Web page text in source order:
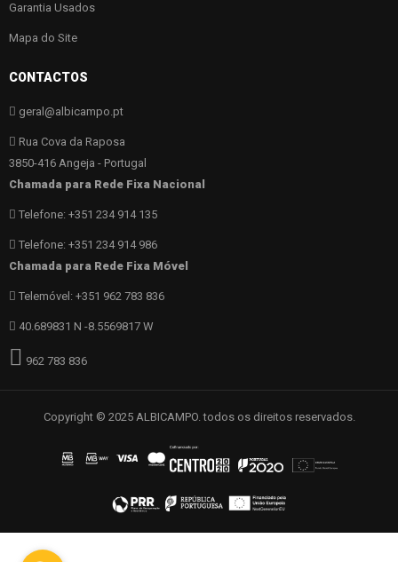
Garantia Usados
Mapa do Site
CONTACTOS
geral@albicampo.pt
Rua Cova da Raposa
3850-416 Angeja - Portugal
Chamada para Rede Fixa Nacional
Telefone: +351 234 914 135
Telefone: +351 234 914 986
Chamada para Rede Fixa Móvel
Telemóvel: +351 962 783 836
40.689831 N -8.5569817 W
962 783 836
Copyright © 2025 ALBICAMPO. todos os direitos reservados.